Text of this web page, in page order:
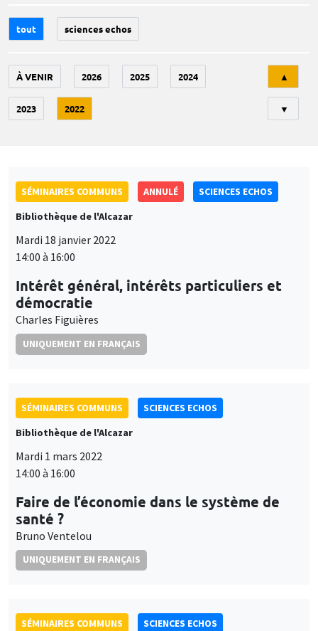
tout sciences echos
À VENIR 2026 2025 2024
2023 2022
▲
▼
SÉMINAIRES COMMUNS ANNULÉ
SCIENCES ECHOS
Bibliothèque de l'Alcazar
Mardi 18 janvier 2022
14:00 à 16:00
Intérêt général, intérêts particuliers et
démocratie
Charles Figuières
UNIQUEMENT EN FRANÇAIS
SÉMINAIRES COMMUNS
SCIENCES ECHOS
Bibliothèque de l'Alcazar
Mardi 1 mars 2022
14:00 à 16:00
Faire de l’économie dans le système de
santé ?
Bruno Ventelou
UNIQUEMENT EN FRANÇAIS
SÉMINAIRES COMMUNS
SCIENCES ECHOS